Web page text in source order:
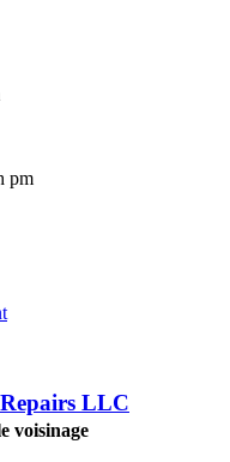
pm
LLC
voisinage